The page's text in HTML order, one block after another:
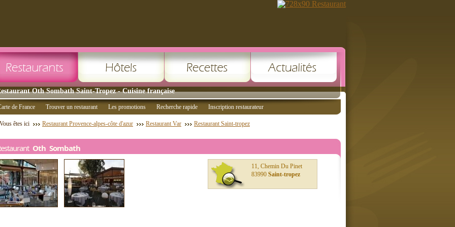
Oth Sombath Saint-Tropez - Cuisine française
de France Trouver un restaurant Les promotions Recherche rapide Inscription restaurateur
Vous êtes ici Restaurant Provence-alpes-côte d'azur Restaurant Var Restaurant Saint-tropez
Oth Sombath
11, Chemin Du Pinet
83990 Saint-tropez